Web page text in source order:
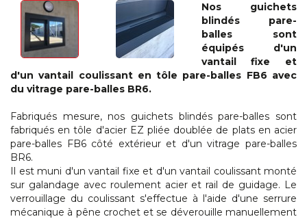
Nos guichets
blindés pare-
balles sont
équipés d'un
vantail fixe et
d'un vantail coulissant en tôle pare-balles FB6 avec
du vitrage pare-balles BR6.
Fabriqués mesure, nos guichets blindés pare-balles sont
fabriqués en tôle d'acier EZ pliée doublée de plats en acier
pare-balles FB6 côté extérieur et d'un vitrage pare-balles
BR6.
Il est muni d'un vantail fixe et d'un vantail coulissant monté
sur galandage avec roulement acier et rail de guidage. Le
verrouillage du coulissant s'effectue à l'aide d'une serrure
mécanique à pêne crochet et se déverouille manuellement